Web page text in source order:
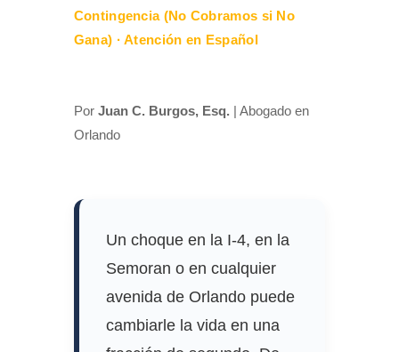
Contingencia (No Cobramos si No
Gana) · Atención en Español
Por Juan C. Burgos, Esq. | Abogado en
Orlando
Un choque en la I-4, en la
Semoran o en cualquier
avenida de Orlando puede
cambiarle la vida en una